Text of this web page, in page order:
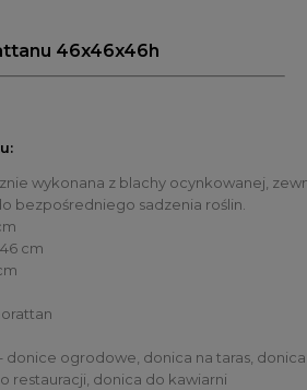
46x46x46h
wykonana z blachy ocynkowanej,
bezpośredniego sadzenia roślin.
cm
donice ogrodowe, donica na taras,
restauracji, donica do kawiarni